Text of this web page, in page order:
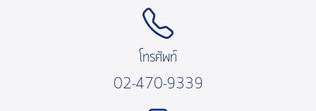
โทรศัพท์
02-470-9339